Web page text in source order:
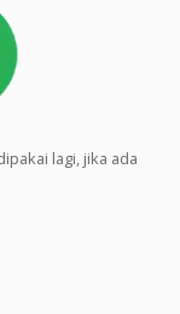
lagi, jika ada